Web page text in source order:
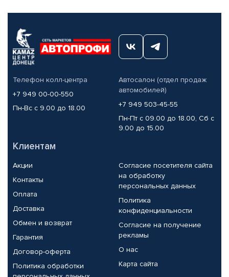
Телефон колл-центра
+7 949 00-00-550
Пн-Вс с 9.00 до 18.00
Автосалон (отдел продаж
автомобилей)
+7 949 503-45-55
Пн-Пт с 09.00 до 18.00, Сб с
9.00 до 15.00
Клиентам
Акции
Контакты
Оплата
Доставка
Обмен и возврат
Гарантия
Договор-оферта
Политика обработки
Согласие посетителя сайта
на обработку
персональных данных
Политика
конфиденциальности
Согласие на получение
рекламы
О нас
Карта сайта